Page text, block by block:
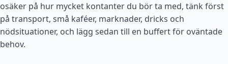
osäker på hur mycket kontanter du bör ta med, tänk först
på transport, små kaféer, marknader, dricks och
nödsituationer, och lägg sedan till en buffert för oväntade
behov.